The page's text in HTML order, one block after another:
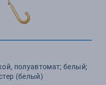
полуавтомат; белый;
(белый)